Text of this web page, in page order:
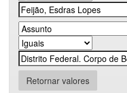
Retornar valores